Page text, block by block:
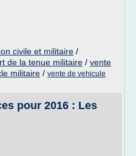
civile et militaire /
de la tenue militaire / vente
militaire / vente de vehicule
pour 2016 : Les